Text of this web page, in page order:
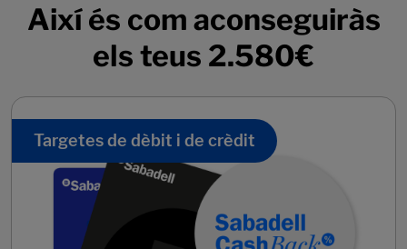
Així és com aconseguiràs
els teus 2.580€
Targetes de dèbit i de crèdit